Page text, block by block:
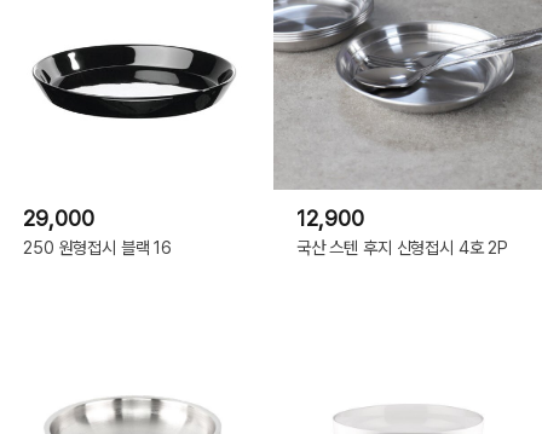
29,000
250 원형접시 블랙 16
12,900
국산 스텐 후지 신형접시 4호 2P